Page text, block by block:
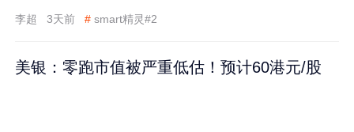
李超 3天前 # smart精灵#2
美银：零跑市值被严重低估！预计60港元/股